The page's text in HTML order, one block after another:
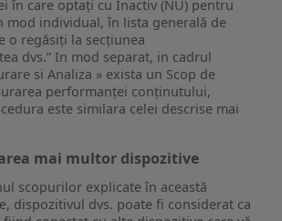
în care optați cu Inactiv (NU) pentru
mod individual, în lista generală de
o regăsiți la secțiunea
dvs.” In mod separat, in cadrul
si Analiza » exista un Scop de
performanței conținutului,
este similara celei descrise mai
mai multor dispozitive
scopurilor explicate în această
dispozitivul dvs. poate fi considerat ca